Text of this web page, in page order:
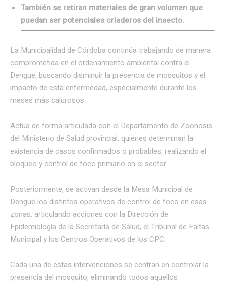
También se retiran materiales de gran volumen que
puedan ser potenciales criaderos del insecto.
La Municipalidad de Córdoba continúa trabajando de manera
comprometida en el ordenamiento ambiental contra el
Dengue, buscando disminuir la presencia de mosquitos y el
impacto de esta enfermedad, especialmente durante los
meses más calurosos.
Actúa de forma articulada con el Departamento de Zoonosis
del Ministerio de Salud provincial, quienes determinan la
existencia de casos confirmados o probables, realizando el
bloqueo y control de foco primario en el sector.
Posteriormente, se activan desde la Mesa Municipal de
Dengue los distintos operativos de control de foco en esas
zonas, articulando acciones con la Dirección de
Epidemiología de la Secretaría de Salud, el Tribunal de Faltas
Municipal y los Centros Operativos de los CPC.
Cada una de estas intervenciones se centran en controlar la
presencia del mosquito, eliminando todos aquellos